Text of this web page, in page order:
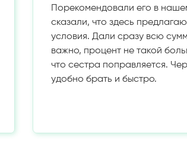
Порекомендовали его в
сказали, что здесь
условия. Дали сразу всю
важно, процент не такой
что сестра поправляется.
удобно брать и быстро.